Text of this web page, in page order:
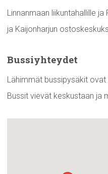
Linnanmaan liikuntahallille
ja Kaijonharjun
Bussiyhteydet
Lähimmät bussipysäkit ovat
Bussit vievät keskustaan ja